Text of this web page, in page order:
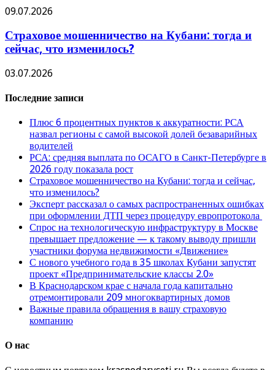
09.07.2026
Страховое мошенничество на Кубани: тогда и
сейчас, что изменилось?
03.07.2026
Последние записи
Плюс 6 процентных пунктов к аккуратности: РСА
назвал регионы с самой высокой долей безаварийных
водителей
РСА: средняя выплата по ОСАГО в Санкт-Петербурге в
2026 году показала рост
Страховое мошенничество на Кубани: тогда и сейчас,
что изменилось?
Эксперт рассказал о самых распространенных ошибках
при оформлении ДТП через процедуру европротокола
Спрос на технологическую инфраструктуру в Москве
превышает предложение — к такому выводу пришли
участники форума недвижимости «Движение»
С нового учебного года в 35 школах Кубани запустят
проект «Предпринимательские классы 2.0»
В Краснодарском крае с начала года капитально
отремонтировали 209 многоквартирных домов
Важные правила обращения в вашу страховую
компанию
О нас